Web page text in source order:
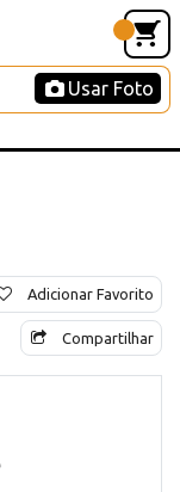
Usar Foto
Adicionar Favorito
Compartilhar